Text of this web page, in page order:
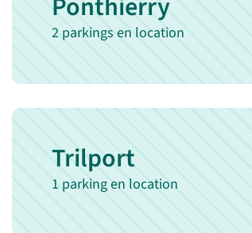
2 parkings en location
Trilport
1 parking en location